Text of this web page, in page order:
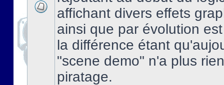
affichant divers effets
ainsi que par évolution
la différence étant
"scene demo" n'a plus
piratage.